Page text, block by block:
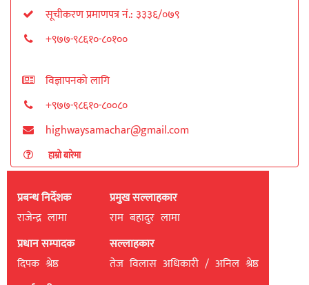
सूचीकरण प्रमाणपत्र नं.: ३३३६/०७९
+९७७-९८६१०-८०१००
विज्ञापनको लागि
+९७७-९८६१०-८००८०
highwaysamachar@gmail.com
हाम्रो बारेमा
प्रबन्ध निर्देशक
राजेन्द्र लामा
प्रधान सम्पादक
दिपक श्रेष्ठ
प्रमुख सल्लाहकार
राम बहादुर लामा
सल्लाहकार
तेज विलास अधिकारी / अनिल श्रेष्ठ